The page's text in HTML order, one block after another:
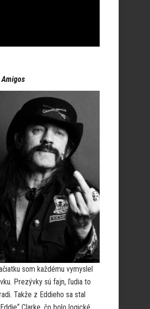
Amigos
som každému vymyslel
Prezývky sú fajn, ľudia to
Takže z Eddieho sa stal